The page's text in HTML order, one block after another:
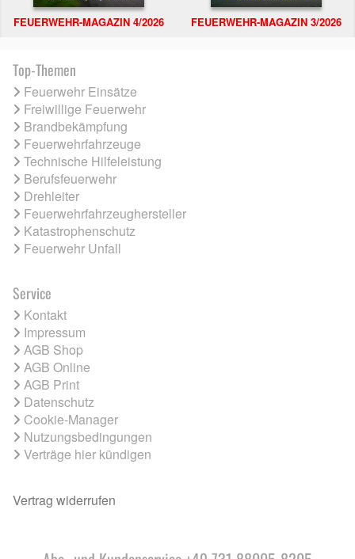
FEUERWEHR-MAGAZIN 4/2026 FEUERWEHR-MAGAZIN 3/2026
Top-Themen
Feuerwehr Einsätze
Freiwillige Feuerwehr
Brandbekämpfung
Feuerwehrfahrzeuge
Technische Hilfeleistung
Berufsfeuerwehr
Drehleiter
Feuerwehrfahrzeughersteller
Katastrophenschutz
Feuerwehr Unfall
Service
Kontakt
Impressum
AGB Shop
AGB Online
AGB Print
Datenschutz
Cookie-Manager
Nutzungsbedingungen
Verträge hier kündigen
Vertrag widerrufen